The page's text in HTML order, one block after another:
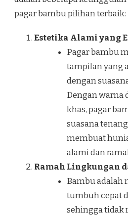
pagar bambu pilihan terbaik:
Estetika Alami yang
Pagar bambu
tampilan yang
dengan
Dengan warna
khas, pagar
suasana
membuat
alami dan
Ramah Lingkungan
Bambu adalah
tumbuh cepat
sehingga tidak